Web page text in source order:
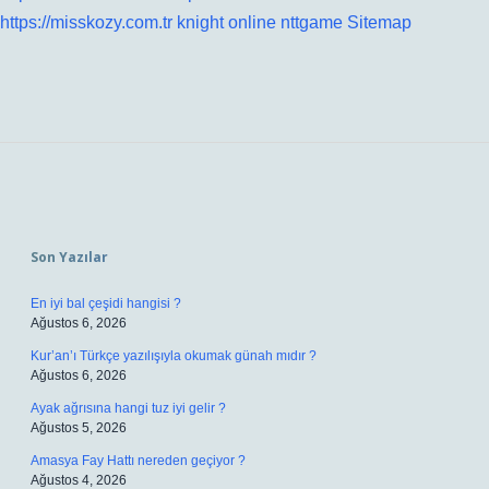
https://misskozy.com.tr knight online nttgame Sitemap
Son Yazılar
En iyi bal çeşidi hangisi ?
Ağustos 6, 2026
Kur’an’ı Türkçe yazılışıyla okumak günah mıdır ?
Ağustos 6, 2026
Ayak ağrısına hangi tuz iyi gelir ?
Ağustos 5, 2026
Amasya Fay Hattı nereden geçiyor ?
Ağustos 4, 2026